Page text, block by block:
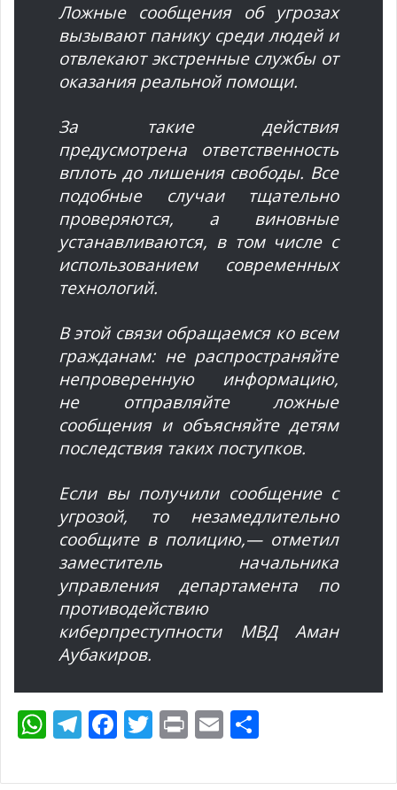
Ложные сообщения об угрозах
вызывают панику среди людей и
отвлекают экстренные службы от
оказания реальной помощи.
За такие действия
предусмотрена ответственность
вплоть до лишения свободы. Все
подобные случаи тщательно
проверяются, а виновные
устанавливаются, в том числе с
использованием современных
технологий.
В этой связи обращаемся ко всем
гражданам: не распространяйте
непроверенную информацию,
не отправляйте ложные
сообщения и объясняйте детям
последствия таких поступков.
Если вы получили сообщение с
угрозой, то незамедлительно
сообщите в полицию,— отметил
заместитель начальника
управления департамента по
противодействию
киберпреступности МВД Аман
Аубакиров.
W
at
T
e
F
e
T
itt
Pr
t
E
ai п